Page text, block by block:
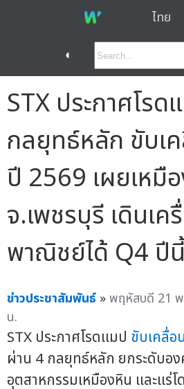
ไทย
◐
STX ประกาศโร
กลยุทธ์หลัก ขับเ
ปี 2569 เผยเหมื
จ.เพชรบุรี เดินเค
พาณิชย์ได้ Q4 ปี
ข่าวประชาสัมพันธ์ »พฤหัสบดี 21
น.
STX ประกาศโรดแมป ขับเคลื่อน
ผ่าน 4 กลยุทธ์หลัก ยกระดับอ
อุตสาหกรรมเหมืองหิน และแร่โ